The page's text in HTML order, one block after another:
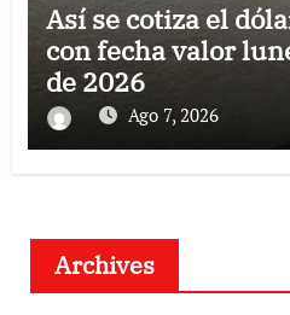
Así se cotiza el
con fecha valor
de 2026
Ago 7, 2026
Archives